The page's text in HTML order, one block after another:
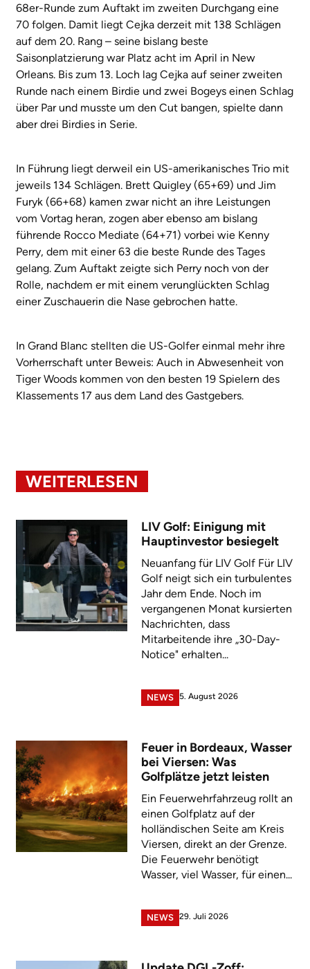
68er-Runde zum Auftakt im zweiten Durchgang eine
70 folgen. Damit liegt Cejka derzeit mit 138 Schlägen
auf dem 20. Rang – seine bislang beste
Saisonplatzierung war Platz acht im April in New
Orleans. Bis zum 13. Loch lag Cejka auf seiner zweiten
Runde nach einem Birdie und zwei Bogeys einen Schlag
über Par und musste um den Cut bangen, spielte dann
aber drei Birdies in Serie.
In Führung liegt derweil ein US-amerikanisches Trio mit
jeweils 134 Schlägen. Brett Quigley (65+69) und Jim
Furyk (66+68) kamen zwar nicht an ihre Leistungen
vom Vortag heran, zogen aber ebenso am bislang
führende Rocco Mediate (64+71) vorbei wie Kenny
Perry, dem mit einer 63 die beste Runde des Tages
gelang. Zum Auftakt zeigte sich Perry noch von der
Rolle, nachdem er mit einem verunglückten Schlag
einer Zuschauerin die Nase gebrochen hatte.
In Grand Blanc stellten die US-Golfer einmal mehr ihre
Vorherrschaft unter Beweis: Auch in Abwesenheit von
Tiger Woods kommen von den besten 19 Spielern des
Klassements 17 aus dem Land des Gastgebers.
WEITERLESEN
LIV Golf: Einigung mit
Hauptinvestor besiegelt
Neuanfang für LIV Golf Für LIV
Golf neigt sich ein turbulentes
Jahr dem Ende. Noch im
vergangenen Monat kursierten
Nachrichten, dass
Mitarbeitende ihre „30-Day-
Notice" erhalten...
NEWS 5. August 2026
Feuer in Bordeaux, Wasser
bei Viersen: Was
Golfplätze jetzt leisten
Ein Feuerwehrfahrzeug rollt an
einen Golfplatz auf der
holländischen Seite am Kreis
Viersen, direkt an der Grenze.
Die Feuerwehr benötigt
Wasser, viel Wasser, für einen...
NEWS 29. Juli 2026